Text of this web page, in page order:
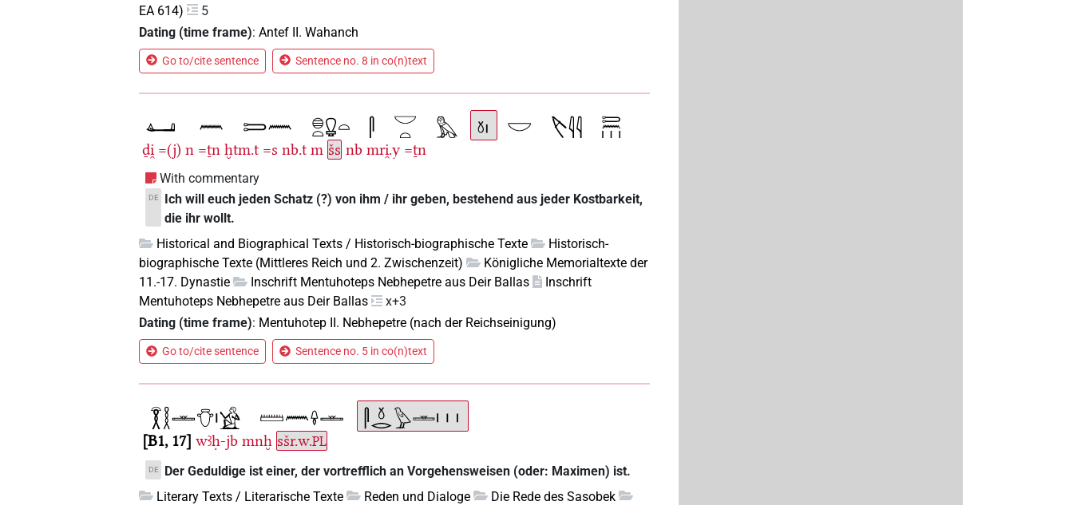
EA 614)
5
Dating (time frame):Antef II. Wahanch
Go to/cite sentence Sentence no. 8 in co(n)text
ḏi̯ =(j) n =ṯn ḫtm.t =s nb.t m šs nb mri̯.y =ṯn
With commentary
DE
Ich will euch jeden Schatz (?) von ihm / ihr geben, bestehend aus jeder Kostbarkeit,
die ihr wollt.
Historical and Biographical Texts / Historisch-biographische Texte
Historisch-
biographische Texte (Mittleres Reich und 2. Zwischenzeit)
Königliche Memorialtexte der
11.-17. Dynastie
Inschrift Mentuhoteps Nebhepetre aus Deir Ballas
Inschrift
Mentuhoteps Nebhepetre aus Deir Ballas
x+3
Dating (time frame): Mentuhotep II. Nebhepetre (nach der Reichseinigung)
Go to/cite sentence Sentence no. 5 in co(n)text
B1, 17 wꜣḥ-jb mnḫ sšr.w.PL
DE
Der Geduldige ist einer, der vortrefflich an Vorgehensweisen (oder: Maximen) ist.
Literary Texts / Literarische Texte
Reden und Dialoge
Die Rede des Sasobek